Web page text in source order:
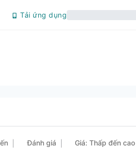
Tải ứng dụng
Đánh giá Giá: Thấp đến cao